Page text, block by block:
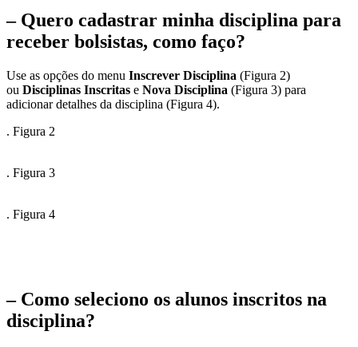
– Quero cadastrar minha disciplina para
receber bolsistas, como faço?
Use as opções do menu Inscrever Disciplina (Figura 2)
ou Disciplinas Inscritas e Nova Disciplina (Figura 3) para
adicionar detalhes da disciplina (Figura 4).
. Figura 2
. Figura 3
. Figura 4
– Como seleciono os alunos inscritos na
disciplina?